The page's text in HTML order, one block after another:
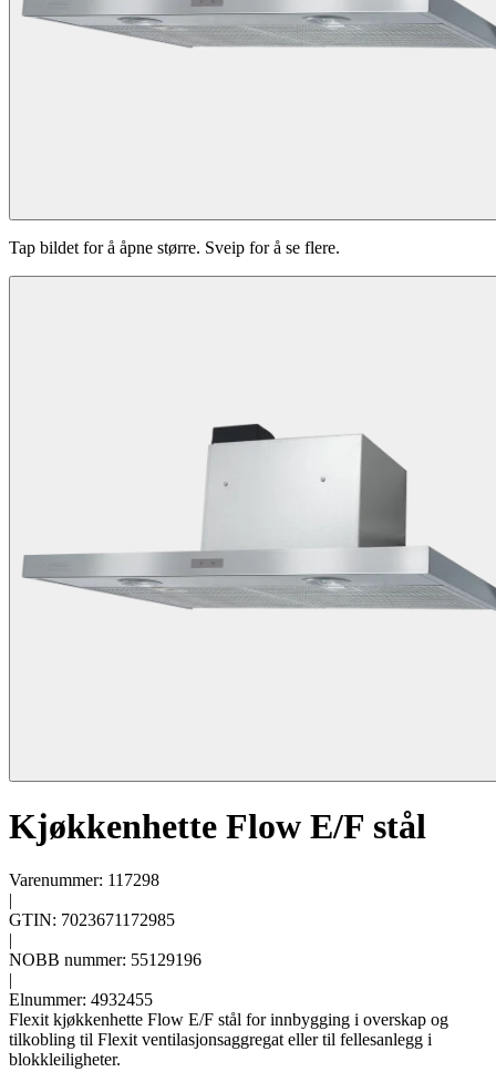
Tap bildet for å åpne større. Sveip for å se flere.
Kjøkkenhette Flow E/F stål
Varenummer: 117298
|
GTIN: 7023671172985
|
NOBB nummer: 55129196
|
Elnummer: 4932455
Flexit kjøkkenhette Flow E/F stål for innbygging i overskap og
tilkobling til Flexit ventilasjonsaggregat eller til fellesanlegg i
blokkleiligheter.